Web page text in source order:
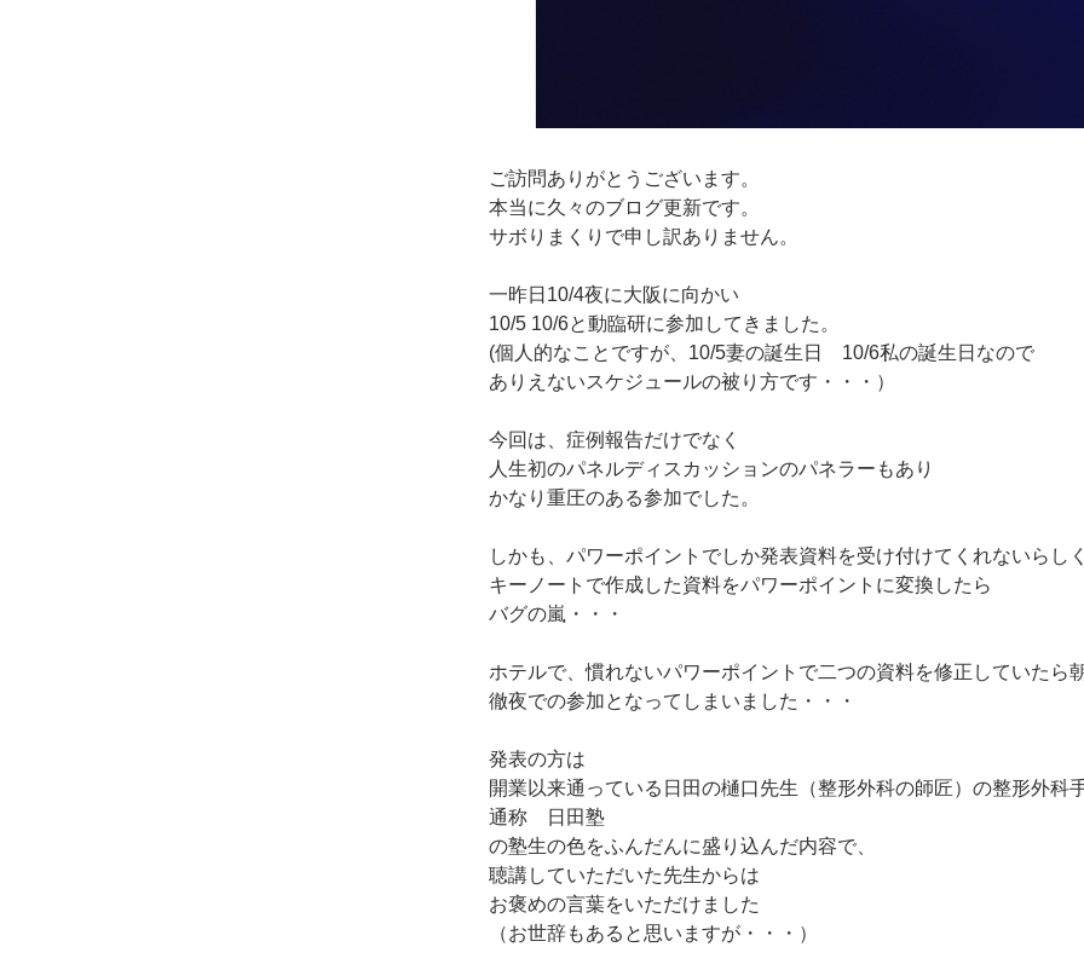
ご訪問ありがとうございます。
本当に久々のブログ更新です。
サボりまくりで申し訳ありません。
一昨日10/4夜に大阪に向かい
10/5 10/6と動臨研に参加してきました。
(個人的なことですが、10/5妻の誕生日 10/6私の誕生日なので
ありえないスケジュールの被り方です・・・）
今回は、症例報告だけでなく
人生初のパネルディスカッションのパネラーもあり
かなり重圧のある参加でした。
しかも、パワーポイントでしか発表資料を受け付けてくれないらし
キーノートで作成した資料をパワーポイントに変換したら
バグの嵐・・・
ホテルで、慣れないパワーポイントで二つの資料を修正していたら
徹夜での参加となってしまいました・・・
発表の方は
開業以来通っている日田の樋口先生（整形外科の師匠）の整形外科
通称 日田塾
の塾生の色をふんだんに盛り込んだ内容で、
聴講していただいた先生からは
お褒めの言葉をいただけました
（お世辞もあると思いますが・・・）